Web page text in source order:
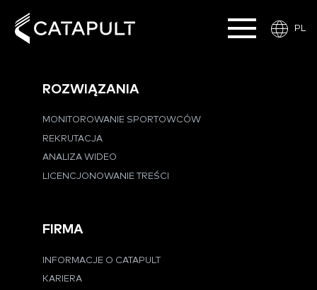
PL
ROZWIĄZANIA
MONITOROWANIE SPORTOWCÓW
REKRUTACJA
ANALIZA WIDEO
LICENCJONOWANIE TREŚCI
FIRMA
INFORMACJE O CATAPULT
KARIERA